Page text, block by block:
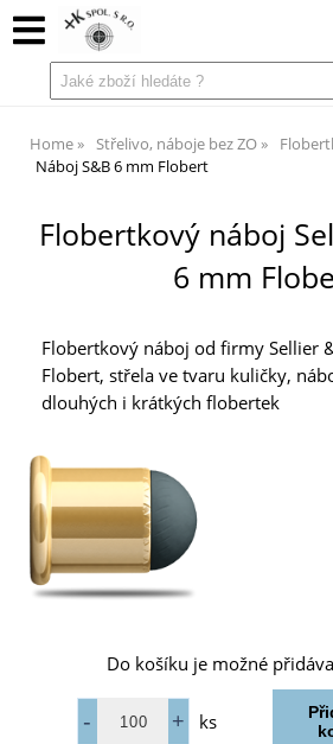
Home Střelivo, náboje bez ZO
Náboj S&B 6 mm Flobert
Flobertkový náboj
6 mm
Flobertkový náboj od firmy Sellier
Flobert, střela ve tvaru kuličky,
dlouhých i krátkých flobertek
Do košíku je možné
ks